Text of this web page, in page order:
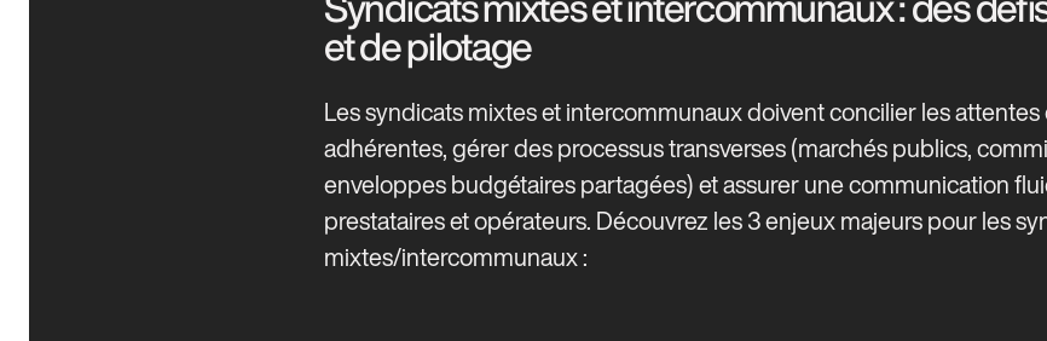
et de pilotage
Les syndicats mixtes et intercommunaux doivent concilier les
adhérentes, gérer des processus transverses (marchés publics,
enveloppes budgétaires partagées) et assurer une communication
prestataires et opérateurs. Découvrez les 3 enjeux majeurs pour les
mixtes/intercommunaux :